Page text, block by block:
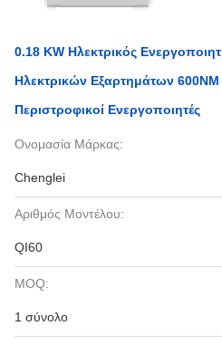
0.18 KW Ηλεκτρικός
Ηλεκτρικών Εξαρτημάτων 600NM
Περιστροφικοί Ενεργοποιητές
Ονομασία Μάρκας:
Chenglei
Αριθμός Μοντέλου:
QI60
MOQ:
1 σύνολο